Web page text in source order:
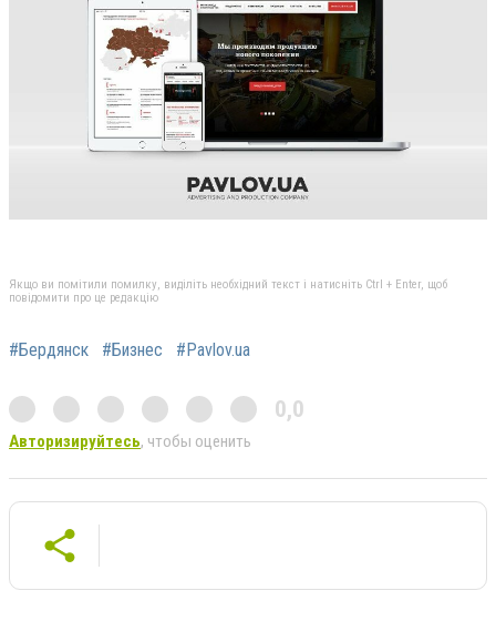
Якщо ви помітили помилку, виділіть необхідний текст і натисніть Ctrl + Enter, щоб
повідомити про це редакцію
#Бердянск #Бизнес #Pavlov.ua
0,0
Авторизируйтесь, чтобы оценить